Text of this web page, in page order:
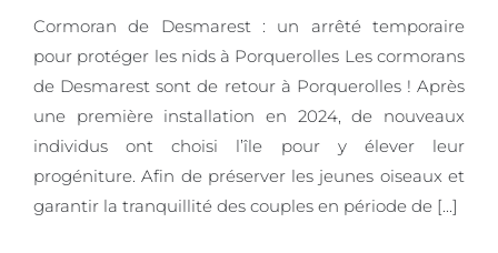
Avis aux usagers – Porquerolles
Cormoran de Desmarest : un arrêté temporaire
pour protéger les nids à Porquerolles Les cormorans
de Desmarest sont de retour à Porquerolles ! Après
une première installation en 2024, de nouveaux
individus ont choisi l’île pour y élever leur
progéniture. Afin de préserver les jeunes oiseaux et
garantir la tranquillité des couples en période de [...]